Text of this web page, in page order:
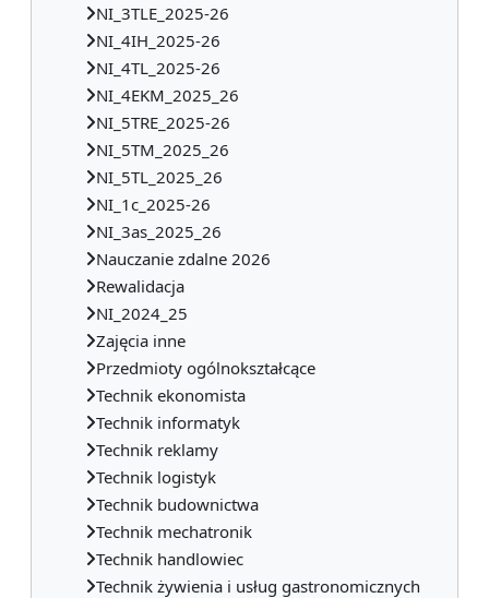
NI_3TLE_2025-26
NI_4IH_2025-26
NI_4TL_2025-26
NI_4EKM_2025_26
NI_5TRE_2025-26
NI_5TM_2025_26
NI_5TL_2025_26
NI_1c_2025-26
NI_3as_2025_26
Nauczanie zdalne 2026
Rewalidacja
NI_2024_25
Zajęcia inne
Przedmioty ogólnokształcące
Technik ekonomista
Technik informatyk
Technik reklamy
Technik logistyk
Technik budownictwa
Technik mechatronik
Technik handlowiec
Technik żywienia i usług gastronomicznych